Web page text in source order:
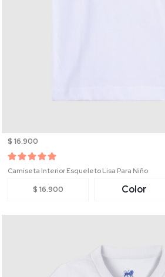
$ 16.900
Camiseta Interior Esqueleto Lisa Para Niño
$ 16.900 Color